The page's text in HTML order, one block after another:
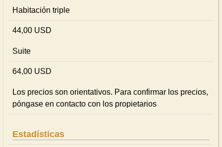
Habitación triple
44,00 USD
Suite
64,00 USD
Los precios son orientativos. Para confirmar los precios,
póngase en contacto con los propietarios
Estadísticas